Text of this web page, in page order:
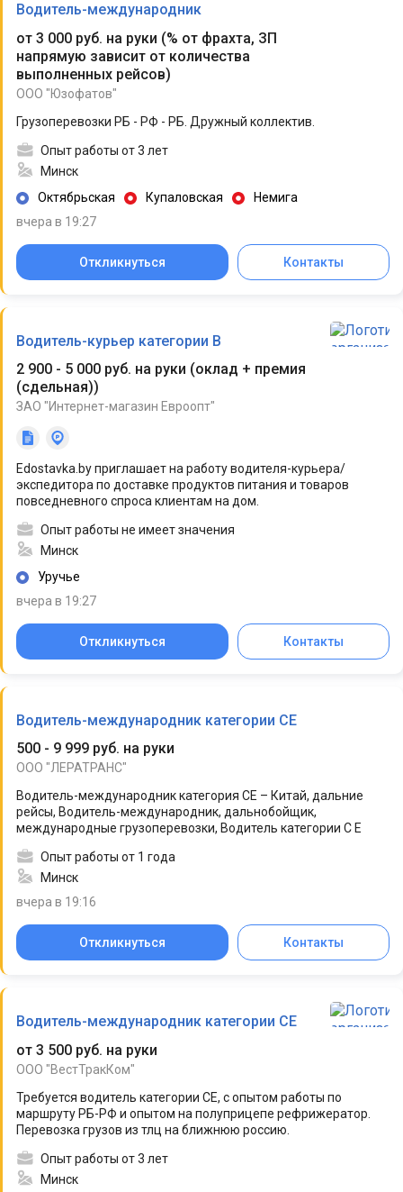
Водитель-международник
от 3 000 руб. на руки (% от фрахта, ЗП
напрямую зависит от количества
выполненных рейсов)
ООО "Юзофатов"
Грузоперевозки РБ - РФ - РБ. Дружный коллектив.
Опыт работы от 3 лет
Минск
Октябрьская
Купаловская
Немига
вчера в 19:27
Откликнуться Контакты
Водитель-курьер категории B
2 900 - 5 000 руб. на руки (оклад + премия
(сдельная))
ЗАО "Интернет-магазин Евроопт"
Edostavka.by приглашает на работу водителя-курьера/
экспедитора по доставке продуктов питания и товаров
повседневного спроса клиентам на дом.
Опыт работы не имеет значения
Минск
Уручье
вчера в 19:27
Откликнуться Контакты
Водитель-международник категории СЕ
500 - 9 999 руб. на руки
ООО "ЛЕРАТРАНС"
Водитель-международник категория СЕ – Китай, дальние
рейсы, Водитель-международник, дальнобойщик,
международные грузоперевозки, Водитель категории С Е
Опыт работы от 1 года
Минск
вчера в 19:16
Откликнуться Контакты
Водитель-международник категории СЕ
от 3 500 руб. на руки
ООО "ВестТракКом"
Требуется водитель категории СЕ, с опытом работы по
маршруту РБ-РФ и опытом на полуприцепе рефрижератор.
Перевозка грузов из тлц на ближнюю россию.
Опыт работы от 3 лет
Минск